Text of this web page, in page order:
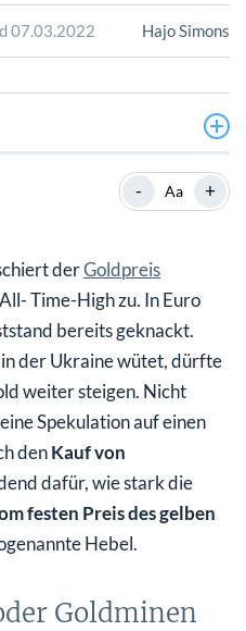
07.03.2022 Hajo Simons
Aktien?
– was ist das?
Kurse von Goldminen
– was tun?
- Aa +
derGoldpreis
Time-High zu. In Euro
bereits geknackt.
in der Ukraine wütet, dürfte
weiter steigen. Nicht
Spekulation auf einen
denKauf von
dafür, wie stark die
festen Preis des gelben
Hebel.
Goldminen